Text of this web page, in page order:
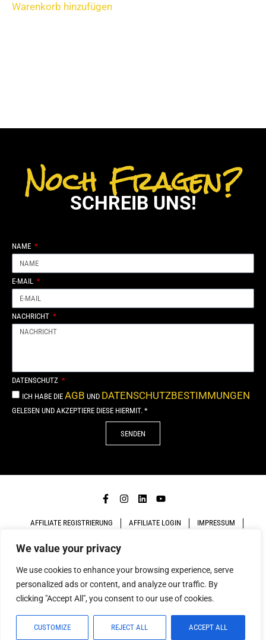
We value your privacy
We use cookies to enhance your browsing experience, serve
personalized ads or content, and analyze our traffic. By
clicking "Accept All", you consent to our use of cookies.
CUSTOMIZE REJECT ALL ACCEPT ALL
Warenkorb hinzufügen
Noch Fragen?
SCHREIB UNS!
NAME
E-MAIL
NACHRICHT
DATENSCHUTZ
ICH HABE DIE AGB UND DATENSCHUTZBESTIMMUNGEN
GELESEN UND AKZEPTIERE DIESE HIERMIT. *
SENDEN
AFFILIATE REGISTRIERUNG AFFILIATE LOGIN IMPRESSUM
DATENSCHUTZ
COPYRIGHT 2026. MADE WITH BYNEUE FORMEN AD
GROUP GMBH